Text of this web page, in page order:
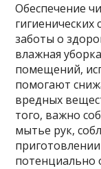
Обеспечение
заботы о
влажная
помещений,
помогают
вредных
того, важно
мытье рук,
потенциально